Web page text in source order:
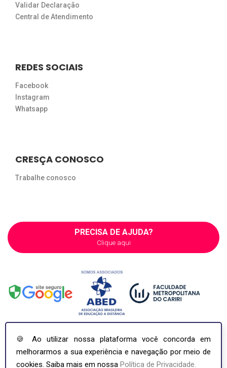
🍪 Ao utilizar nossa plataforma você concorda em
melhorarmos a sua experiência e navegação por meio de
cookies. Saiba mais em nossa Política de Privacidade.
Validar Declaração
Central de Atendimento
REDES SOCIAIS
Facebook
Instagram
Whatsapp
CRESÇA CONOSCO
Trabalhe conosco
PRECISA DE AJUDA?
Clique aqui
COPYRIGHT ©2026. INCI - INSTITUTO NACIONAL DE APERFEIÇOAMENTO
PROFISSIONAL - CNPJ: 36.692.668/0001-94